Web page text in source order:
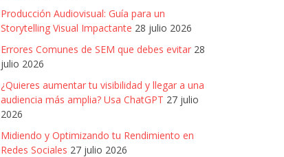
Producción Audiovisual: Guía para un
Storytelling Visual Impactante 28 julio 2026
Errores Comunes de SEM que debes evitar 28
julio 2026
¿Quieres aumentar tu visibilidad y llegar a una
audiencia más amplia? Usa ChatGPT 27 julio
2026
Midiendo y Optimizando tu Rendimiento en
Redes Sociales 27 julio 2026